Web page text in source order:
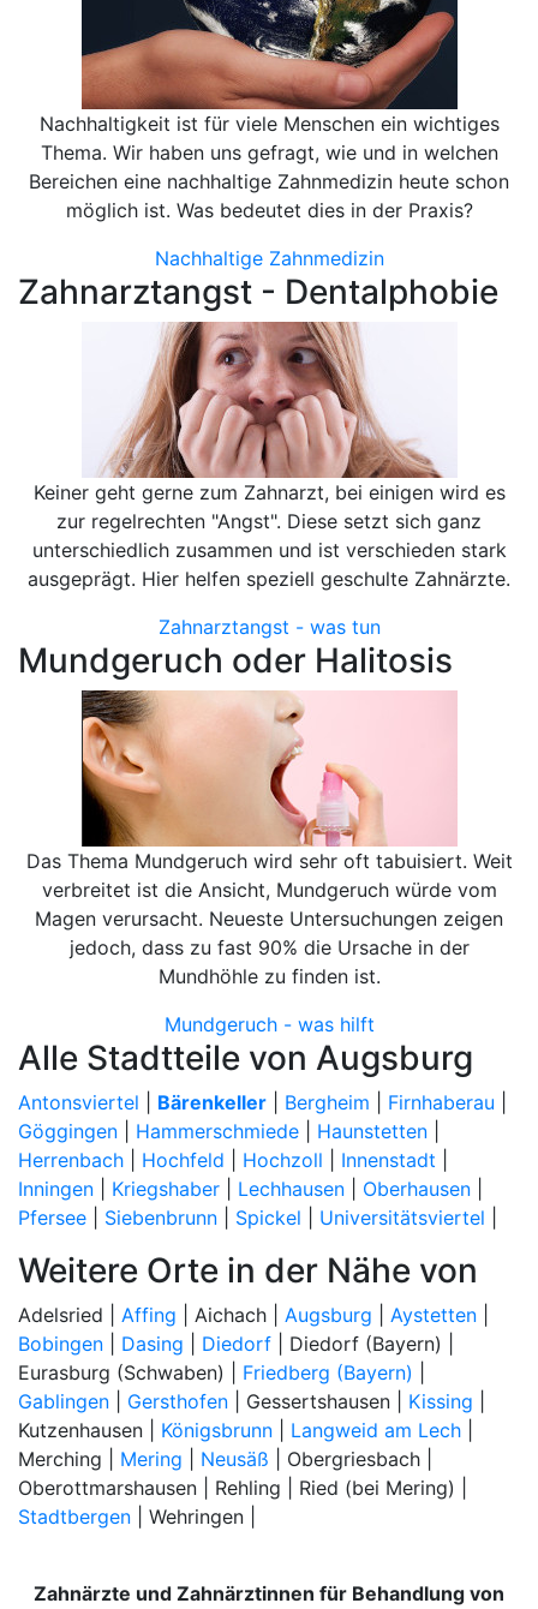
Nachhaltigkeit ist für viele Menschen ein wichtiges
Thema. Wir haben uns gefragt, wie und in welchen
Bereichen eine nachhaltige Zahnmedizin heute schon
möglich ist. Was bedeutet dies in der Praxis?
Nachhaltige Zahnmedizin
Zahnarztangst - Dentalphobie
Keiner geht gerne zum Zahnarzt, bei einigen wird es
zur regelrechten "Angst". Diese setzt sich ganz
unterschiedlich zusammen und ist verschieden stark
ausgeprägt. Hier helfen speziell geschulte Zahnärzte.
Zahnarztangst - was tun
Mundgeruch oder Halitosis
Das Thema Mundgeruch wird sehr oft tabuisiert. Weit
verbreitet ist die Ansicht, Mundgeruch würde vom
Magen verursacht. Neueste Untersuchungen zeigen
jedoch, dass zu fast 90% die Ursache in der
Mundhöhle zu finden ist.
Mundgeruch - was hilft
Alle Stadtteile von Augsburg
Antonsviertel Bärenkeller Bergheim Firnhaberau
Göggingen
Hammerschmiede Haunstetten
Herrenbach
Hochfeld Hochzoll Innenstadt
Inningen
Kriegshaber Lechhausen Oberhausen
Pfersee
Siebenbrunn Spickel Universitätsviertel
Weitere Orte in der Nähe von
Adelsried | Affing | Aichach | Augsburg Aystetten
Bobingen
Dasing Diedorf | Diedorf (Bayern) |
Eurasburg (Schwaben) | Friedberg (Bayern)
Gablingen
Gersthofen | Gessertshausen | Kissing
Kutzenhausen | Königsbrunn Langweid am Lech
Merching | Mering Neusäß | Obergriesbach |
Oberottmarshausen | Rehling | Ried (bei Mering) |
Stadtbergen | Wehringen |
Zahnärzte und Zahnärztinnen für Behandlung von